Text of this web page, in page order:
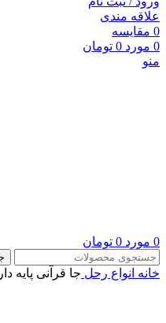
علاقه مندی
0 مقايسه
0 مورد 0 تومان
منو
0 مورد 0 تومان
خانه انواع رحل جا قرآنی پایه